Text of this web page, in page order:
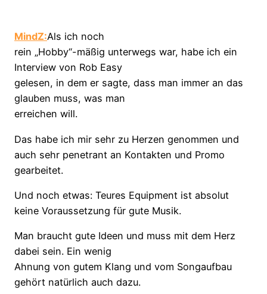
MindZ:Als ich noch
rein „Hobby“-mäßig unterwegs war, habe ich ein
Interview von Rob Easy
gelesen, in dem er sagte, dass man immer an das
glauben muss, was man
erreichen will.
Das habe ich mir sehr zu Herzen genommen und
auch sehr penetrant an Kontakten und Promo
gearbeitet.
Und noch etwas: Teures Equipment ist absolut
keine Voraussetzung für gute Musik.
Man braucht gute Ideen und muss mit dem Herz
dabei sein. Ein wenig
Ahnung von gutem Klang und vom Songaufbau
gehört natürlich auch dazu.